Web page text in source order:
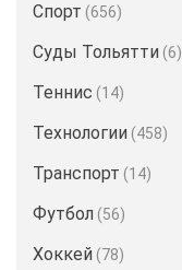
Спорт (656)
Суды Тольятти (6)
Теннис (14)
Технологии (458)
Транспорт (14)
Футбол (56)
Хоккей (78)